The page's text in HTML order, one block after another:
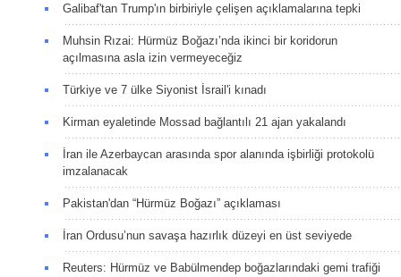
Galibaf'tan Trump'ın birbiriyle çelişen açıklamalarına tepki
Muhsin Rızai: Hürmüz Boğazı’nda ikinci bir koridorun
açılmasına asla izin vermeyeceğiz
Türkiye ve 7 ülke Siyonist İsrail'i kınadı
Kirman eyaletinde Mossad bağlantılı 21 ajan yakalandı
İran ile Azerbaycan arasında spor alanında işbirliği protokolü
imzalanacak
Pakistan'dan “Hürmüz Boğazı” açıklaması
İran Ordusu’nun savaşa hazırlık düzeyi en üst seviyede
Reuters: Hürmüz ve Babülmendep boğazlarındaki gemi trafiği